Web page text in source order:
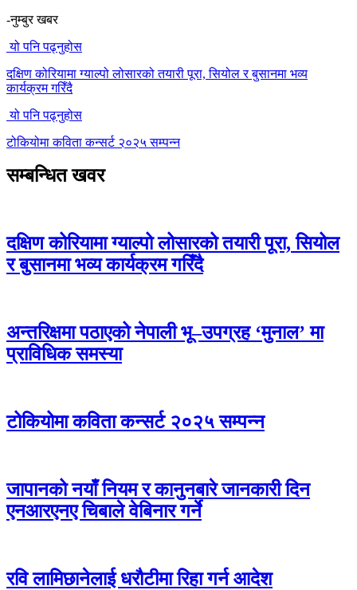
-नुम्बुर खबर
यो पनि पढ्नुहोस
दक्षिण कोरियामा ग्याल्पो लोसारको तयारी पूरा, सियोल र बुसानमा भव्य
कार्यक्रम गरिँदै
यो पनि पढ्नुहोस
टोकियोमा कविता कन्सर्ट २०२५ सम्पन्न
सम्बन्धित खवर
दक्षिण कोरियामा ग्याल्पो लोसारको तयारी पूरा, सियोल
र बुसानमा भव्य कार्यक्रम गरिँदै
अन्तरिक्षमा पठाएको नेपाली भू–उपग्रह ‘मुनाल’ मा
प्राविधिक समस्या
टोकियोमा कविता कन्सर्ट २०२५ सम्पन्न
जापानको नयाँ नियम र कानुनबारे जानकारी दिन
एनआरएनए चिबाले वेबिनार गर्ने
रवि लामिछानेलाई धरौटीमा रिहा गर्न आदेश